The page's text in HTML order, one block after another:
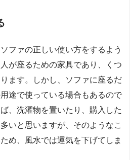
ファの正しい使い方をするよう
が座るための家具であり、くつ
ます。しかし、ソファに座るだ
途で使っている場合もあるので
、洗濯物を置いたり、購入した
いと思いますが、そのようなこ
め、風水では運気を下げてしま